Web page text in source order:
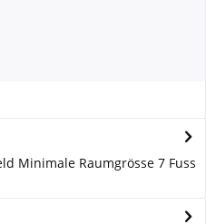
Minimale Raumgrösse 7 Fuss